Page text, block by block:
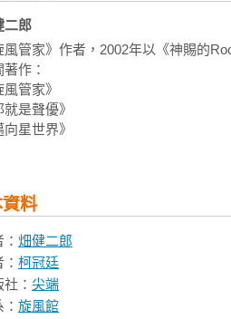
二郎
風管家》作者，2002年以《神賜的
作：
風管家》
就是聲優》
向星世界》
料
畑健二郎
柯冠廷
： 尖端
旋風館